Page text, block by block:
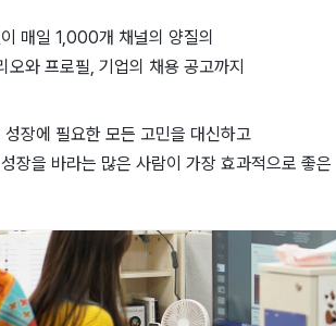
매일 1,000개 채널의 양질의
와 프로필, 기업의 채용 공고까지
장에 필요한 모든 고민을 대신하고
장을 바라는 많은 사람이 가장 효과적으로 좋은